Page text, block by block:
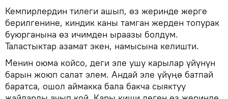
Кемпирлердин тилеги ашып, өз жеринде жерге
берилгенине, киндик каны тамган жерден топурак
буюрганына өз ичимден ыраазы болдум.
Таластыктар азамат экен, намысына келишти.
Менин оюма койсо, деги эле ушу карылар үйүнүн
барын жоюп салат элем. Андай эле үйүңө батпай
баратса, ошол аймакка бала бакча сыяктуу